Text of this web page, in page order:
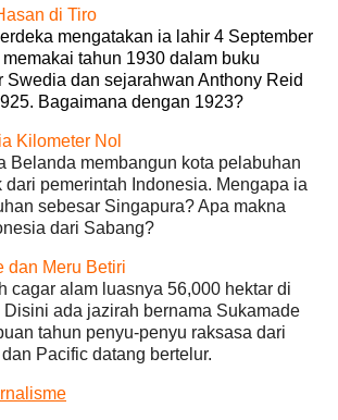
di Tiro
mengatakan ia lahir 4 September
tahun 1930 dalam buku
Swedia dan sejarahwan Anthony Reid
Bagaimana dengan 1923?
Kilometer Nol
Belanda membangun kota pelabuhan
pemerintah Indonesia. Mengapa ia
sebesar Singapura? Apa makna
dari Sabang?
dan Meru Betiri
cagar alam luasnya 56,000 hektar di
ada jazirah bernama Sukamade
tahun penyu-penyu raksasa dari
Pacific datang bertelur.